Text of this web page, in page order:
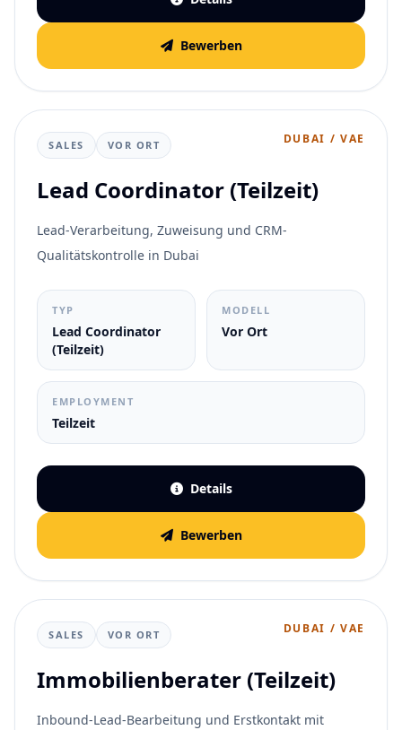
Bewerben
SALES VOR ORT DUBAI / VAE
Lead Coordinator (Teilzeit)
Lead-Verarbeitung, Zuweisung und CRM-
Qualitätskontrolle in Dubai
TYP
Lead Coordinator
(Teilzeit)
MODELL
Vor Ort
EMPLOYMENT
Teilzeit
Details
Bewerben
SALES VOR ORT DUBAI / VAE
Immobilienberater (Teilzeit)
Inbound-Lead-Bearbeitung und Erstkontakt mit